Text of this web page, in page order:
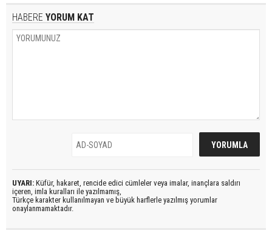
HABERE YORUM KAT
UYARI: Küfür, hakaret, rencide edici cümleler veya imalar, inançlara saldırı
içeren, imla kuralları ile yazılmamış,
Türkçe karakter kullanılmayan ve büyük harflerle yazılmış yorumlar
onaylanmamaktadır.